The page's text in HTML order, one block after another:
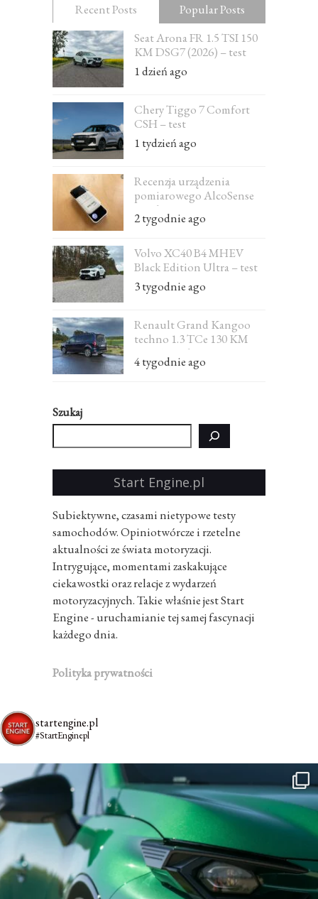
Recent Posts
Popular Posts
Seat Arona FR 1.5 TSI 150
KM DSG7 (2026) – test
1 dzień ago
Chery Tiggo 7 Comfort
CSH – test
1 tydzień ago
Recenzja urządzenia
pomiarowego AlcoSense
Excel
2 tygodnie ago
Volvo XC40 B4 MHEV
Black Edition Ultra – test
3 tygodnie ago
Renault Grand Kangoo
techno 1.3 TCe 130 KM
EDC 7-osobowe – test
4 tygodnie ago
Szukaj
Start Engine.pl
Subiektywne, czasami nietypowe testy
samochodów. Opiniotwórcze i rzetelne
aktualności ze świata motoryzacji.
Intrygujące, momentami zaskakujące
ciekawostki oraz relacje z wydarzeń
motoryzacyjnych. Takie właśnie jest Start
Engine - uruchamianie tej samej fascynacji
każdego dnia.
Polityka prywatności
startengine.pl
#StartEnginepl